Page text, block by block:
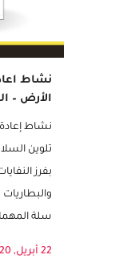
نشاط
الأرض –
نشاط
تلوين
بفرز